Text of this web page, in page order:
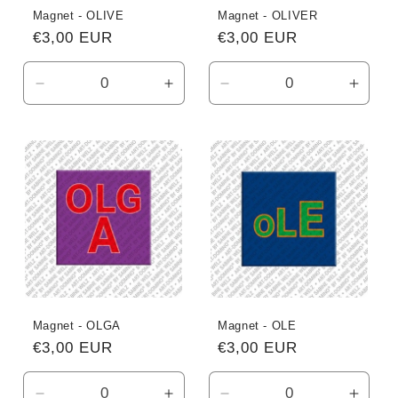
Magnet - OLIVE
Normaler
Preis
€3,00 EUR
Verringere
die
für
Default
Title
Erhöhe
die
für
Default
Title
Magnet - OLIVER
Normaler
Preis
€3,00 EUR
Verringere
die
für
Default
Title
die
für
Title
Magnet - OLGA
Normaler
Preis
€3,00 EUR
Magnet - OLE
Normaler
Preis
€3,00 EUR